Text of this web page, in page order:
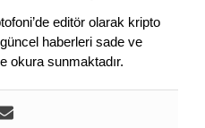
editör olarak kripto
haberleri sade ve
okura sunmaktadır.